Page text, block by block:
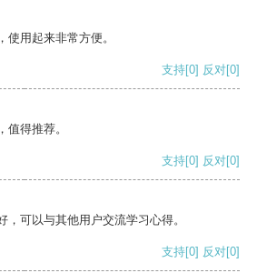
用起来非常方便。
支持[0] 反对[0]
值得推荐。
支持[0] 反对[0]
可以与其他用户交流学习心得。
支持[0] 反对[0]